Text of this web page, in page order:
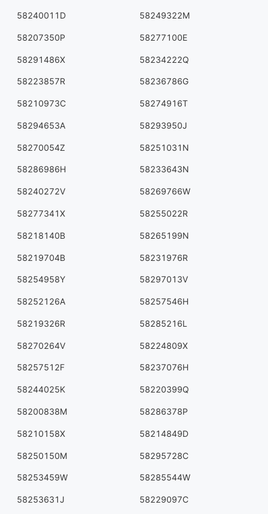
58240011D 58249322M
58207350P 58277100E
58291486X 58234222Q
58223857R 58236786G
58210973C 58274916T
58294653A 58293950J
58270054Z 58251031N
58286986H 58233643N
58240272V 58269766W
58277341X 58255022R
58218140B 58265199N
58219704B 58231976R
58254958Y 58297013V
58252126A 58257546H
58219326R 58285216L
58270264V 58224809X
58257512F 58237076H
58244025K 58220399Q
58200838M 58286378P
58210158X 58214849D
58250150M 58295728C
58253459W 58285544W
58253631J 58229097C